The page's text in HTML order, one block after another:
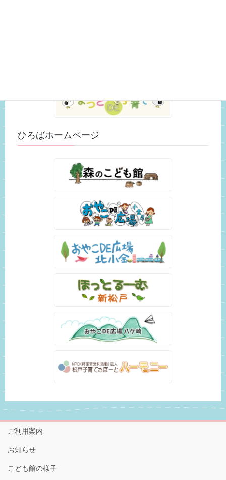
ひろばホームページ
ご利用案内
お知らせ
こども館の様子